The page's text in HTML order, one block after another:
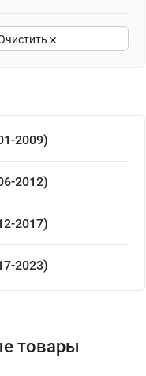
2009)
2012)
2017)
2023)
товары